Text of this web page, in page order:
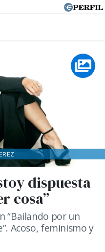
dispuesta
cosa”
“Bailando por un
Acoso, feminismo y